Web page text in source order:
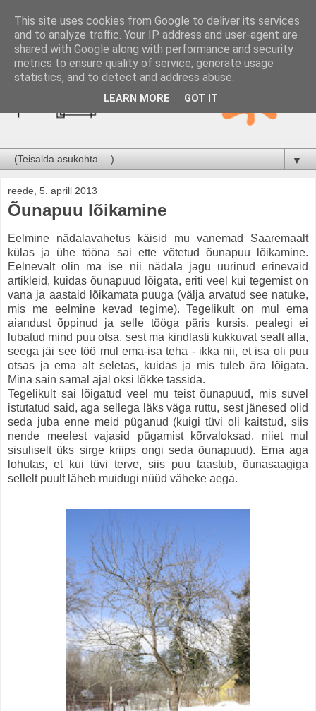
▼
reede, 5. aprill 2013
Õunapuu lõikamine
Eelmine nädalavahetus käisid mu vanemad Saaremaalt
külas ja ühe tööna sai ette võtetud õunapuu lõikamine.
Eelnevalt olin ma ise nii nädala jagu uurinud erinevaid
artikleid, kuidas õunapuud lõigata, eriti veel kui tegemist on
vana ja aastaid lõikamata puuga (välja arvatud see natuke,
mis me eelmine kevad tegime). Tegelikult on mul ema
aiandust õppinud ja selle tööga päris kursis, pealegi ei
lubatud mind puu otsa, sest ma kindlasti kukkuvat sealt alla,
seega jäi see töö mul ema-isa teha - ikka nii, et isa oli puu
otsas ja ema alt seletas, kuidas ja mis tuleb ära lõigata.
Mina sain samal ajal oksi lõkke tassida.
Tegelikult sai lõigatud veel mu teist õunapuud, mis suvel
istutatud said, aga sellega läks väga ruttu, sest jänesed olid
seda juba enne meid püganud (kuigi tüvi oli kaitstud, siis
nende meelest vajasid pügamist kõrvaloksad, niiet mul
sisuliselt üks sirge kriips ongi seda õunapuud). Ema aga
lohutas, et kui tüvi terve, siis puu taastub, õunasaagiga
sellelt puult läheb muidugi nüüd väheke aega.
This site uses cookies from Google to deliver its services
and to analyze traffic. Your IP address and user-agent are
shared with Google along with performance and security
metrics to ensure quality of service, generate usage
statistics, and to detect and address abuse.
LEARN MORE GOT IT